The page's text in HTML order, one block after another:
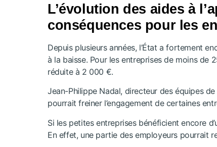
L’évolution des aides à
conséquences pour les
Depuis plusieurs années, l’État a fortement
à la baisse. Pour les entreprises de moins de
réduite à 2 000 €.
Jean-Philippe Nadal, directeur des équipes
pourrait freiner l’engagement de certaines
Si les petites entreprises bénéficient encore
En effet, une partie des employeurs pourrait